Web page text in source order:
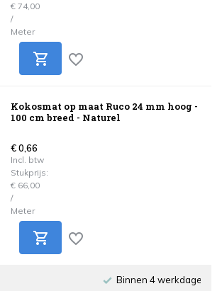
€ 74,00
/
Meter
Kokosmat op maat Ruco 24 mm hoog -
100 cm breed - Naturel
€ 0,66
Incl. btw
Stukprijs:
€ 66,00
/
Meter
Binnen 4 werkdagen verzonden